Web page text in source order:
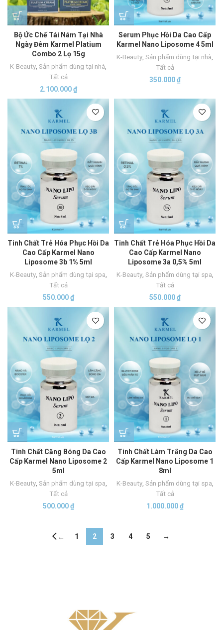
Bộ Ức Chế Tái Nám Tại Nhà
Ngày Đêm Karmel Platium
Combo 2 Lọ 15g
K-Beauty Sản phẩm dùng tại nhà
Tất cả
2.100.000₫
Serum Phục Hồi Da Cao Cấp
Karmel Nano Liposome 4 5ml
K-Beauty Sản phẩm dùng tại nhà
Tất cả
350.000₫
Tinh Chất Trẻ Hóa Phục Hồi Da
Cao Cấp Karmel Nano
Liposome 3b 1% 5ml
K-Beauty, Sản phẩm dùng tại spa,
Tất cả
550.000₫
Tinh Chất Trẻ Hóa Phục Hồi Da
Cao Cấp Karmel Nano
Liposome 3a 0,5% 5ml
K-Beauty, Sản phẩm dùng tại spa,
Tất cả
550.000₫
Tinh Chất Căng Bóng Da Cao
Cấp Karmel Nano Liposome 2
5ml
K-Beauty, Sản phẩm dùng tại spa,
Tất cả
500.000₫
Tinh Chất Làm Trắng Da Cao
Cấp Karmel Nano Liposome 1
8ml
K-Beauty, Sản phẩm dùng tại spa,
Tất cả
1.000.000₫
← 1 2 3 4 5 →